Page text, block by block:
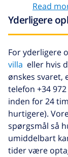
sengetøj
Ekstra
håndklæder
Sen checkout
Ekstra
rengøring
Afbestillings
fond:
Read
Yderligere
For yderligere
villa eller hvis
ønskes svaret,
telefon +34
inden for 24
hurtigere).
spørgsmål så
umiddelbart
tider være